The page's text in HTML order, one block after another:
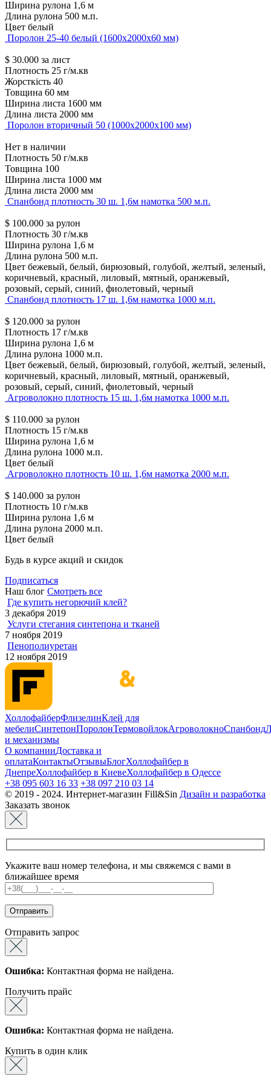
Ширина рулона 1,6 м
Длина рулона 500 м.п.
Цвет белый
Поролон 25-40 белый (1600х2000х60 мм)
$ 30.000 за лист
Плотность 25 г/м.кв
Жорсткість 40
Товщина 60 мм
Ширина листа 1600 мм
Длина листа 2000 мм
Поролон вторичный 50 (1000х2000х100 мм)
Нет в наличии
Плотность 50 г/м.кв
Товщина 100
Ширина листа 1000 мм
Длина листа 2000 мм
Спанбонд плотность 30 ш. 1,6м намотка 500 м.п.
$ 100.000 за рулон
Плотность 30 г/м.кв
Ширина рулона 1,6 м
Длина рулона 500 м.п.
Цвет бежевый, белый, бирюзовый, голубой, желтый, зеленый,
коричневый, красный, лиловый, мятный, оранжевый,
розовый, серый, синий, фиолетовый, черный
Спанбонд плотность 17 ш. 1,6м намотка 1000 м.п.
$ 120.000 за рулон
Плотность 17 г/м.кв
Ширина рулона 1,6 м
Длина рулона 1000 м.п.
Цвет бежевый, белый, бирюзовый, голубой, желтый, зеленый,
коричневый, красный, лиловый, мятный, оранжевый,
розовый, серый, синий, фиолетовый, черный
Агроволокно плотность 15 ш. 1,6м намотка 1000 м.п.
$ 110.000 за рулон
Плотность 15 г/м.кв
Ширина рулона 1,6 м
Длина рулона 1000 м.п.
Цвет белый
Агроволокно плотность 10 ш. 1,6м намотка 2000 м.п.
$ 140.000 за рулон
Плотность 10 г/м.кв
Ширина рулона 1,6 м
Длина рулона 2000 м.п.
Цвет белый
Будь в курсе акций и скидок
Подписаться
Наш блог Смотреть все
Где купить негорючий клей?
3 декабря 2019
Услуги стегания синтепона и тканей
7 ноября 2019
Пенополиуретан
12 ноября 2019
ХоллофайберФлизелинКлей для
мебелиСинтепонПоролонТермовойлокАгроволокноСпанбонд
и механизмы
О компанииДоставка и
оплатаКонтактыОтзывыБлогХоллофайбер в
ДнепреХоллофайбер в КиевеХоллофайбер в Одессе
+38 095 603 16 33 +38 097 210 03 14
© 2019 - 2024. Интернет-магазин Fill&Sin Дизайн и разработка
Заказать звонок
Укажите ваш номер телефона, и мы свяжемся с вами в
ближайшее время
Отправить запрос
Ошибка: Контактная форма не найдена.
Получить прайс
Ошибка: Контактная форма не найдена.
Купить в один клик